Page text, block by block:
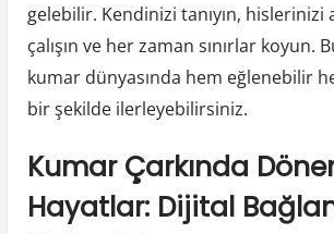
gelebilir. Kendinizi tanıyın, hislerinizi
çalışın ve her zaman sınırlar koyun.
kumar dünyasında hem eğlenebilir
bir şekilde ilerleyebilirsiniz.
Kumar Çarkında
Hayatlar: Dijital